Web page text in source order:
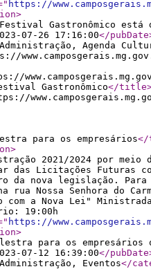
https://
>
Gastronômico
07-26 17:16:00</pubDate
Administração, Agenda
Gastronômico</title
para os empresários
>
2021/2024 por
das Licitações Futuras
da nova legislação.
rua Nossa Senhora do
com a Nova Lei"
19:00h
https://
>
para os
07-12 16:39:00</pubDate
Administração, Eventos</